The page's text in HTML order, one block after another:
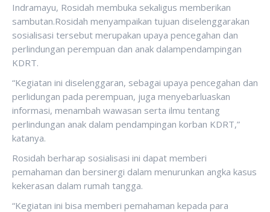
Indramayu, Rosidah membuka sekaligus memberikan
sambutan.Rosidah menyampaikan tujuan diselenggarakan
sosialisasi tersebut merupakan upaya pencegahan dan
perlindungan perempuan dan anak dalampendampingan
KDRT.
“Kegiatan ini diselenggaran, sebagai upaya pencegahan dan
perlidungan pada perempuan, juga menyebarluaskan
informasi, menambah wawasan serta ilmu tentang
perlindungan anak dalam pendampingan korban KDRT,”
katanya.
Rosidah berharap sosialisasi ini dapat memberi
pemahaman dan bersinergi dalam menurunkan angka kasus
kekerasan dalam rumah tangga.
“Kegiatan ini bisa memberi pemahaman kepada para